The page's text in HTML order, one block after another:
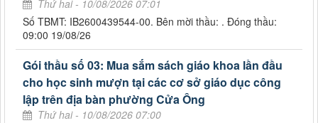
Thứ hai - 10/08/2026 07:01
Số TBMT: IB2600439544-00. Bên mời thầu: . Đóng thầu:
09:00 19/08/26
Gói thầu số 03: Mua sắm sách giáo khoa lần đầu
cho học sinh mượn tại các cơ sở giáo dục công
lập trên địa bàn phường Cửa Ông
Thứ hai - 10/08/2026 07:00